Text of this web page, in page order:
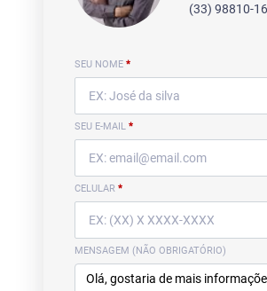
(33) 98810-
SEU NOME *
SEU E-MAIL *
CELULAR *
MENSAGEM (NÃO OBRIGATÓRIO)